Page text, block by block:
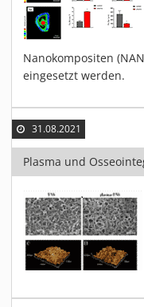
FEINSTREINIGUNG
LACKIEREN
VERKLEBEN
MATERIALIEN
AKTUELLES
EVENTS
FACHARTIKEL
NEWS
REFERENZEN
VIDEOS
ÜBER UNS
VISION, MISSION,
Nanokompositen
eingesetzt werden.
31.08.2021
Plasma und